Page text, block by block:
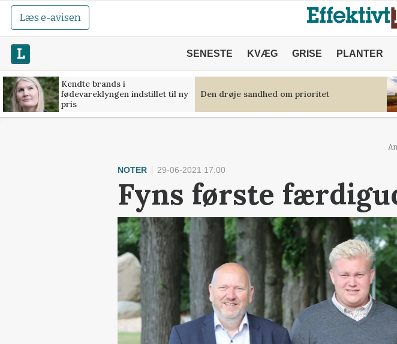
Læs e-avisen
SENESTE KVÆG GRISE PLANTER
Kendte brands i
fødevareklyngen indstillet til ny
pris
Den drøje sandhed om prioritet
NOTER 29-06-2021 17:00
Fyns første